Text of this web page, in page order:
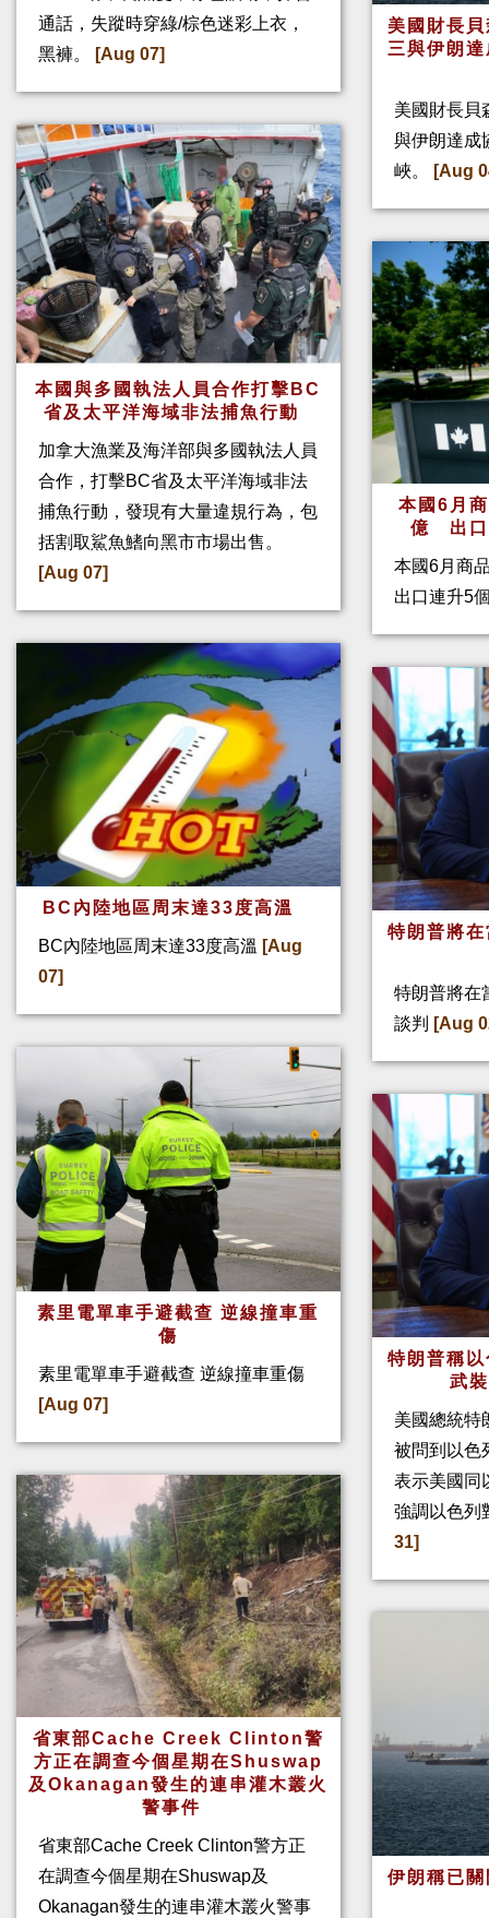
通話，失蹤時穿綠/棕色迷彩上衣，
黑褲。
[Aug 07]
本國與多國執法人員合作打擊BC
省及太平洋海域非法捕魚行動
加拿大漁業及海洋部與多國執法人員
合作，打擊BC省及太平洋海域非法
捕魚行動，發現有大量違規行為，包
括割取鯊魚鰭向黑市市場出售。
[Aug 07]
BC內陸地區周末達33度高溫
BC內陸地區周末達33度高溫 [Aug
07]
素里電單車手避截查 逆線撞車重
傷
素里電單車手避截查 逆線撞車重傷
[Aug 07]
省東部Cache Creek Clinton警
方正在調查今個星期在Shuswap
及Okanagan發生的連串灌木叢火
警事件
省東部Cache Creek Clinton警方正
在調查今個星期在Shuswap及
Okanagan發生的連串灌木叢火警事
美國財長
三與伊朗
美國財長貝
與伊朗達成
峽。
[Aug
本國6月
億 出口
本國6月商
出口連升5
特朗普將
特朗普將在
談判
[Aug
特朗普稱
武
美國總統特
被問到以色
表示美國同
強調以色列
31]
伊朗稱已